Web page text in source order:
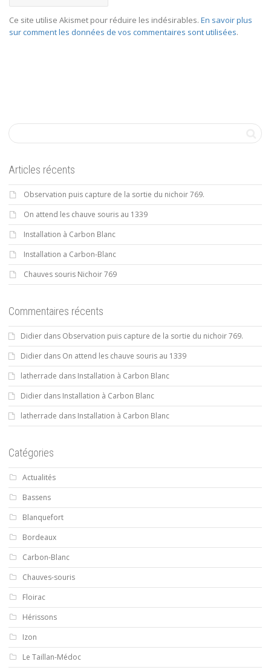
Ce site utilise Akismet pour réduire les indésirables. En savoir plus
sur comment les données de vos commentaires sont utilisées.
Articles récents
Observation puis capture de la sortie du nichoir 769.
On attend les chauve souris au 1339
Installation à Carbon Blanc
Installation a Carbon-Blanc
Chauves souris Nichoir 769
Commentaires récents
Didier dans Observation puis capture de la sortie du nichoir 769.
Didier dans On attend les chauve souris au 1339
latherrade dans Installation à Carbon Blanc
Didier dans Installation à Carbon Blanc
latherrade dans Installation à Carbon Blanc
Catégories
Actualités
Bassens
Blanquefort
Bordeaux
Carbon-Blanc
Chauves-souris
Floirac
Hérissons
Izon
Le Taillan-Médoc